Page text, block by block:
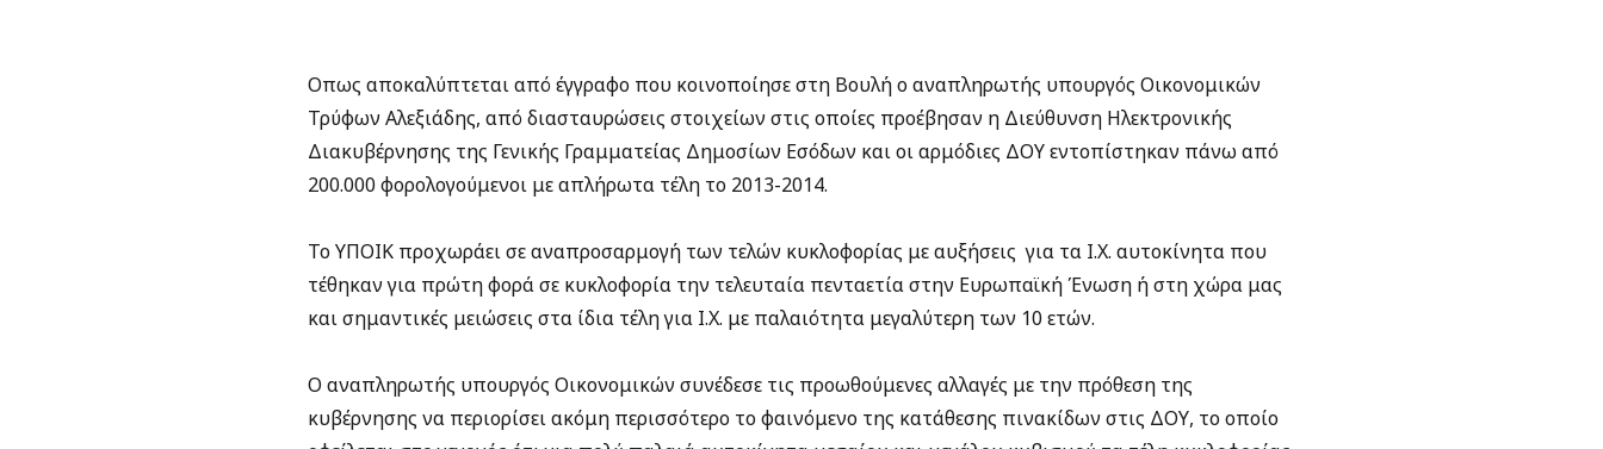
Οπως αποκαλύπτεται από έγγραφο που κοινοποίησε στη Βουλή ο αναπληρωτής υπουργός Οικονομικών
Τρύφων Αλεξιάδης, από διασταυρώσεις στοιχείων στις οποίες προέβησαν η Διεύθυνση Ηλεκτρονικής
Διακυβέρνησης της Γενικής Γραμματείας Δημοσίων Εσόδων και οι αρμόδιες ΔΟΥ εντοπίστηκαν πάνω από
200.000 φορολογούμενοι με απλήρωτα τέλη το 2013-2014.
Το ΥΠΟΙΚ προχωράει σε αναπροσαρμογή των τελών κυκλοφορίας με αυξήσεις για τα Ι.Χ. αυτοκίνητα που
τέθηκαν για πρώτη φορά σε κυκλοφορία την τελευταία πενταετία στην Ευρωπαϊκή Ένωση ή στη χώρα μας
και σημαντικές μειώσεις στα ίδια τέλη για Ι.Χ. με παλαιότητα μεγαλύτερη των 10 ετών.
Ο αναπληρωτής υπουργός Οικονομικών συνέδεσε τις προωθούμενες αλλαγές με την πρόθεση της
κυβέρνησης να περιορίσει ακόμη περισσότερο το φαινόμενο της κατάθεσης πινακίδων στις ΔΟΥ, το οποίο